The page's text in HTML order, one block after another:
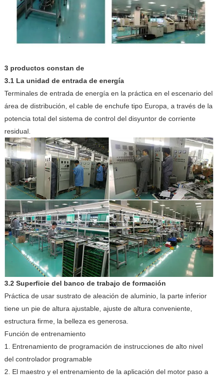
3 productos constan de
3.1 La unidad de entrada de energía
Terminales de entrada de energía en la práctica en el escenario del
área de distribución, el cable de enchufe tipo Europa, a través de la
potencia total del sistema de control del disyuntor de corriente
residual.
3.2 Superficie del banco de trabajo de formación
Práctica de usar sustrato de aleación de aluminio, la parte inferior
tiene un pie de altura ajustable, ajuste de altura conveniente,
estructura firme, la belleza es generosa.
Función de entrenamiento
1. Entrenamiento de programación de instrucciones de alto nivel
del controlador programable
2. El maestro y el entrenamiento de la aplicación del motor paso a